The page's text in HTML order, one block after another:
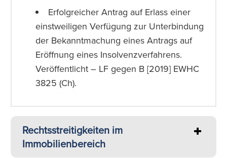
Erfolgreicher Antrag auf Erlass einer
einstweiligen Verfügung zur Unterbindung
der Bekanntmachung eines Antrags auf
Eröffnung eines Insolvenzverfahrens.
Veröffentlicht – LF gegen B [2019] EWHC
3825 (Ch).
Rechtsstreitigkeiten im
Immobilienbereich